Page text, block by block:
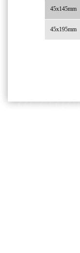
45x145mm
45x195mm